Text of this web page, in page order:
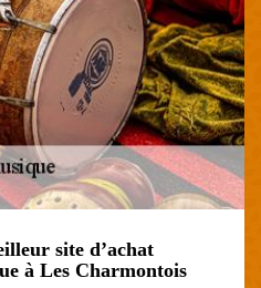
site d’achat
à Les Charmontois